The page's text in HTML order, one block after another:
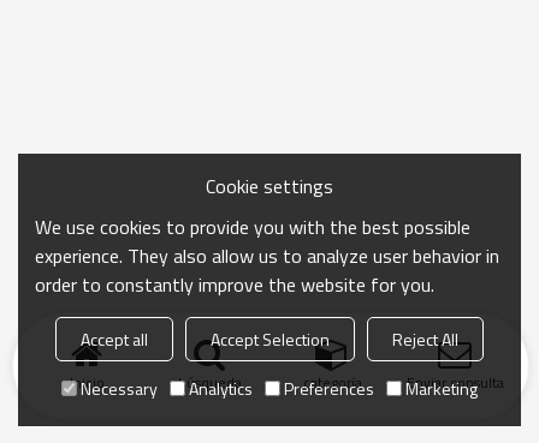
Inicio búsqueda categoría Enviar consulta
Cookie settings
We use cookies to provide you with the best possible
experience. They also allow us to analyze user behavior in
order to constantly improve the website for you.
Accept all Accept Selection
Reject All
Necessary
Analytics Preferences Marketing